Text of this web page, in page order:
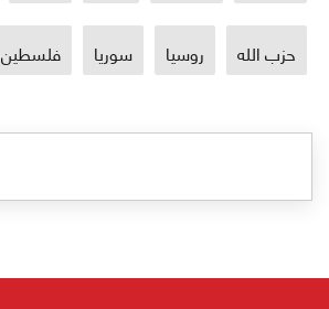
حزب الله روسيا سوريا فلسطين